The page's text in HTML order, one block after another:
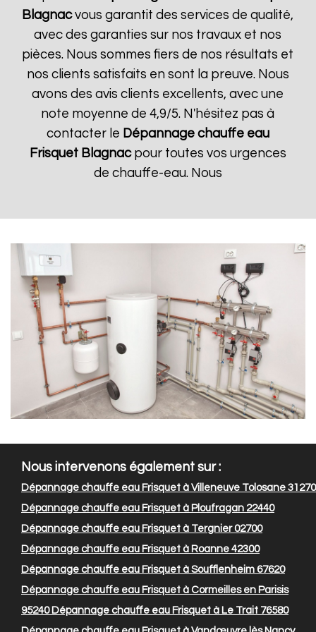
Blagnacvous garantit des services de qualité,
avec des garanties sur nos travaux et nos
pièces. Nous sommes fiers de nos résultats et
nos clients satisfaits en sont la preuve. Nous
avons des avis clients excellents, avec une
note moyenne de 4,9/5. N'hésitez pas à
contacter le Dépannage chauffe eau
Frisquet Blagnacpour toutes vos urgences
de chauffe-eau. Nous
Nous intervenons également sur :
Dépannage chauffe eau Frisquet à Villeneuve Tolosane 31270
Dépannage chauffe eau Frisquet à Ploufragan 22440
Dépannage chauffe eau Frisquet à Tergnier 02700
Dépannage chauffe eau Frisquet à Roanne 42300
Dépannage chauffe eau Frisquet à Soufflenheim 67620
Dépannage chauffe eau Frisquet à Cormeilles en Parisis
95240Dépannage chauffe eau Frisquet à Le Trait 76580